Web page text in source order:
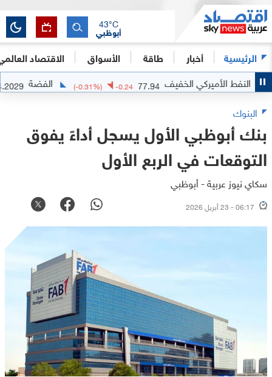
الرئيسية أخبار طاقة الأسواق الاقتصاد
أبوظبي
43°C
الأميركي الخفيف 77.94
-0.24
( -0.31%) الفضة 64.2029
البنوك
بنك أبوظبي الأول يسجل أداءً يفوق
التوقعات في الربع الأول
سكاي نيوز عربية - أبوظبي
06:17 - 23 أبريل 2026